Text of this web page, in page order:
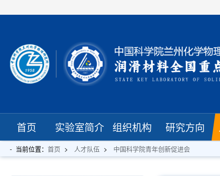
首页 实验室简介 组织机构 研究方向
当前位置： 首页 人才队伍 中国科学院青年创新促进会